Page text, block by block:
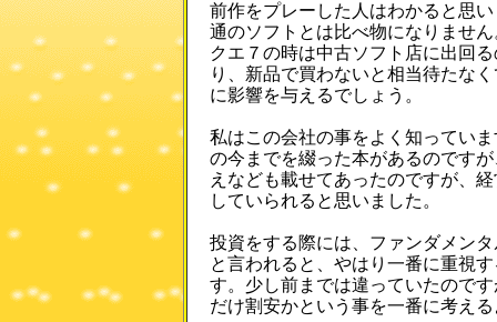
前作をプレーした人はわかると思
通のソフトとは比べ物になりませ
クエ７の時は中古ソフト店に出回
り、新品で買わないと相当待たな
に影響を与えるでしょう。
私はこの会社の事をよく知ってい
の今までを綴った本があるのです
えなども載せてあったのですが、
していられると思いました。
投資をする際には、ファンダメン
と言われると、やはり一番に重視
す。少し前までは違っていたので
だけ割安かという事を一番に考え